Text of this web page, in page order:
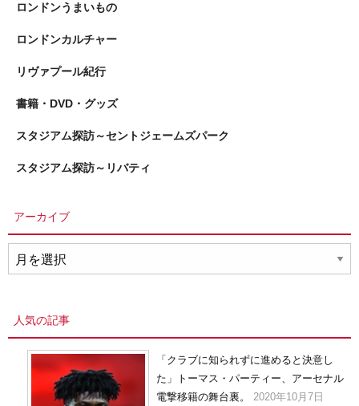
ロンドンうまいもの
ロンドンカルチャー
リヴァプール紀行
書籍・DVD・グッズ
スタジアム探訪～セントジェームズパーク
スタジアム探訪～リバティ
アーカイブ
ー
人気の記事
「クラブに知られずに進めると決意し
た」トーマス・パーティー、アーセナル
電撃移籍の舞台裏。
2020年10月7日